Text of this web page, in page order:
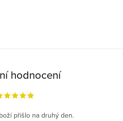
hodnocení
přišlo na druhý den.